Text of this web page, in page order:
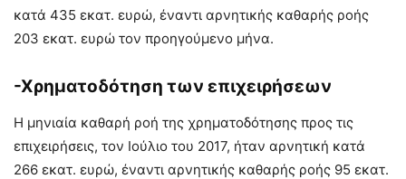
κατά 435 εκατ. ευρώ, έναντι αρνητικής καθαρής ροής
203 εκατ. ευρώ τον προηγούμενο μήνα.
-Χρηματοδότηση των επιχειρήσεων
Η μηνιαία καθαρή ροή της χρηματοδότησης προς τις
επιχειρήσεις, τον Ιούλιο του 2017, ήταν αρνητική κατά
266 εκατ. ευρώ, έναντι αρνητικής καθαρής ροής 95 εκατ.